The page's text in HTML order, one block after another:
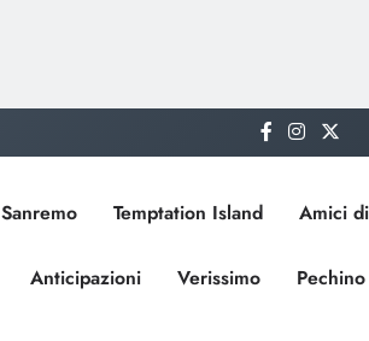
Sanremo Temptation Island Amici
Anticipazioni Verissimo